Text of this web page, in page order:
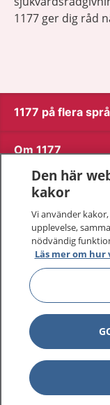
1177 ger dig råd
1177 på flera
Om 1177
Kontakt
Behandling av
Hantering av kakor
Inställningar för
1177
Den här
kakor
Vi använder
upplevelse,
nödvändig
Läs mer om